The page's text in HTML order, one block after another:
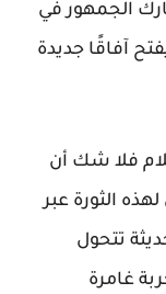
الجمهور في
آفاقًا جديدة
فلا شك أن
الثورة عبر
تتحول
غامرة